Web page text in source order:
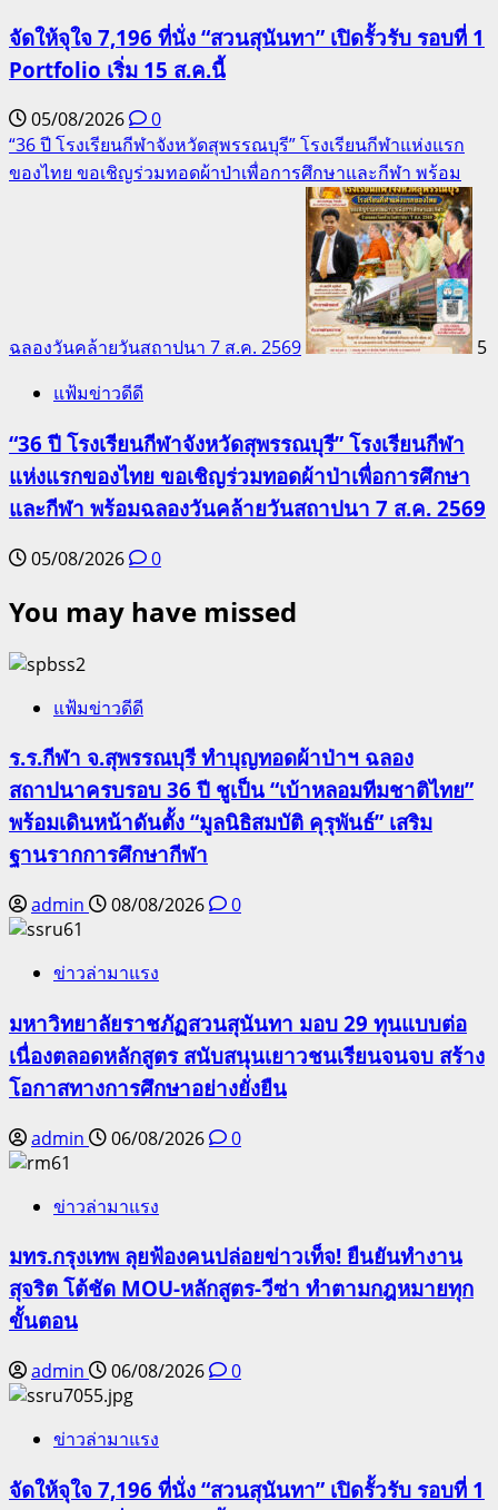
จัดให้จุใจ 7,196 ที่นั่ง “สวนสุนันทา” เปิดรั้วรับ รอบที่ 1
Portfolio เริ่ม 15 ส.ค.นี้
05/08/2026
0
“36 ปี โรงเรียนกีฬาจังหวัดสุพรรณบุรี” โรงเรียนกีฬาแห่งแรก
ของไทย ขอเชิญร่วมทอดผ้าป่าเพื่อการศึกษาและกีฬา พร้อม
ฉลองวันคล้ายวันสถาปนา 7 ส.ค. 2569
5
แฟ้มข่าวดีดี
“36 ปี โรงเรียนกีฬาจังหวัดสุพรรณบุรี” โรงเรียนกีฬา
แห่งแรกของไทย ขอเชิญร่วมทอดผ้าป่าเพื่อการศึกษา
และกีฬา พร้อมฉลองวันคล้ายวันสถาปนา 7 ส.ค. 2569
05/08/2026 0
You may have missed
แฟ้มข่าวดีดี
ร.ร.กีฬา จ.สุพรรณบุรี ทำบุญทอดผ้าป่าฯ ฉลอง
สถาปนาครบรอบ 36 ปี ชูเป็น “เบ้าหลอมทีมชาติไทย”
พร้อมเดินหน้าดันตั้ง “มูลนิธิสมบัติ คุรุพันธ์” เสริม
ฐานรากการศึกษากีฬา
admin 08/08/2026 0
ข่าวล่ามาแรง
มหาวิทยาลัยราชภัฏสวนสุนันทา มอบ 29 ทุนแบบต่อ
เนื่องตลอดหลักสูตร สนับสนุนเยาวชนเรียนจนจบ สร้าง
โอกาสทางการศึกษาอย่างยั่งยืน
admin 06/08/2026 0
ข่าวล่ามาแรง
มทร.กรุงเทพ ลุยฟ้องคนปล่อยข่าวเท็จ! ยืนยันทำงาน
สุจริต โต้ชัด MOU-หลักสูตร-วีซ่า ทำตามกฎหมายทุก
ขั้นตอน
admin 06/08/2026 0
ข่าวล่ามาแรง
จัดให้จุใจ 7,196 ที่นั่ง “สวนสุนันทา” เปิดรั้วรับ รอบที่ 1